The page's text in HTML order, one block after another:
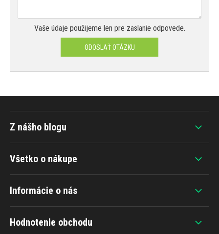
Vaše údaje použijeme len pre zaslanie odpovede.
ODOSLAŤ OTÁZKU
Všetko o nákupe
Informácie o nás
Hodnotenie obchodu
Z nášho blogu